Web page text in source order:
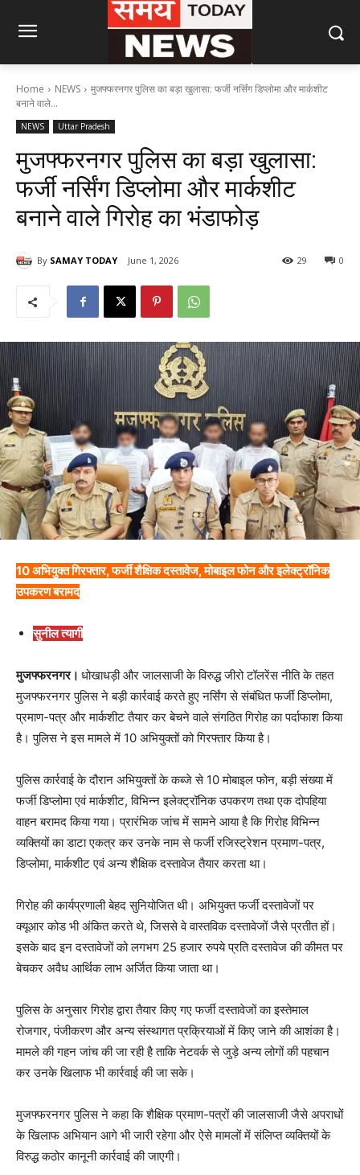
Home NEWS
मुजफ्फरनगर पुलिस का बड़ा खुलासा: फर्जी नर्सिंग डिप्लोमा और मार्कशीट
बनाने वाले...
NEWS Uttar Pradesh
मुजफ्फरनगर पुलिस का बड़ा खुलासा:
फर्जी नर्सिंग डिप्लोमा और मार्कशीट
बनाने वाले गिरोह का भंडाफोड़
By SAMAY TODAY June 1, 2026 0
29
10 अभियुक्त गिरफ्तार, फर्जी शैक्षिक दस्तावेज, मोबाइल फोन और इलेक्ट्रॉनिक
उपकरण बरामद
सुनील त्यागी
मुजफ्फरनगर। धोखाधड़ी और जालसाजी के विरुद्ध जीरो टॉलरेंस नीति के तहत
मुजफ्फरनगर पुलिस ने बड़ी कार्रवाई करते हुए नर्सिंग से संबंधित फर्जी डिप्लोमा,
प्रमाण-पत्र और मार्कशीट तैयार कर बेचने वाले संगठित गिरोह का पर्दाफाश किया
है। पुलिस ने इस मामले में 10 अभियुक्तों को गिरफ्तार किया है।
पुलिस कार्रवाई के दौरान अभियुक्तों के कब्जे से 10 मोबाइल फोन, बड़ी संख्या में
फर्जी डिप्लोमा एवं मार्कशीट, विभिन्न इलेक्ट्रॉनिक उपकरण तथा एक दोपहिया
वाहन बरामद किया गया। प्रारंभिक जांच में सामने आया है कि गिरोह विभिन्न
व्यक्तियों का डाटा एकत्र कर उनके नाम से फर्जी रजिस्ट्रेशन प्रमाण-पत्र,
डिप्लोमा, मार्कशीट एवं अन्य शैक्षिक दस्तावेज तैयार करता था।
गिरोह की कार्यप्रणाली बेहद सुनियोजित थी। अभियुक्त फर्जी दस्तावेजों पर
क्यूआर कोड भी अंकित करते थे, जिससे वे वास्तविक दस्तावेजों जैसे प्रतीत हों।
इसके बाद इन दस्तावेजों को लगभग 25 हजार रुपये प्रति दस्तावेज की कीमत पर
बेचकर अवैध आर्थिक लाभ अर्जित किया जाता था।
पुलिस के अनुसार गिरोह द्वारा तैयार किए गए फर्जी दस्तावेजों का इस्तेमाल
रोजगार, पंजीकरण और अन्य संस्थागत प्रक्रियाओं में किए जाने की आशंका है।
मामले की गहन जांच की जा रही है ताकि नेटवर्क से जुड़े अन्य लोगों की पहचान
कर उनके खिलाफ भी कार्रवाई की जा सके।
मुजफ्फरनगर पुलिस ने कहा कि शैक्षिक प्रमाण-पत्रों की जालसाजी जैसे अपराधों
के खिलाफ अभियान आगे भी जारी रहेगा और ऐसे मामलों में संलिप्त व्यक्तियों के
विरुद्ध कठोर कानूनी कार्रवाई की जाएगी।